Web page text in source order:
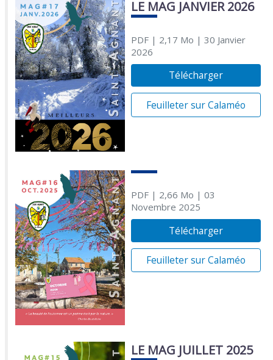
LE MAG JANVIER 2026
PDF| 2,17 Mo | 30 Janvier
2026
Télécharger
Feuilleter sur Calaméo
PDF| 2,66 Mo | 03
Novembre 2025
Télécharger
Feuilleter sur Calaméo
LE MAG JUILLET 2025